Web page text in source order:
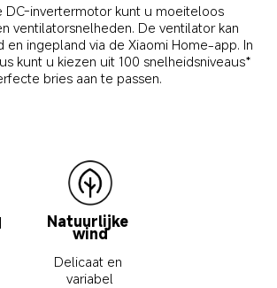
DC-invertermotor kunt u moeiteloos
ventilatorsnelheden. De ventilator kan
en ingepland via de Xiaomi Home-app. In
kunt u kiezen uit 100 snelheidsniveaus*
bries aan te passen.
Natuurlijke
wind
Delicaat en
variabel